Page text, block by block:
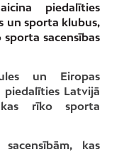
piedalīties
un sporta klubus,
sacensības
un Eiropas
piedalīties Latvijā
rīko sporta
kas